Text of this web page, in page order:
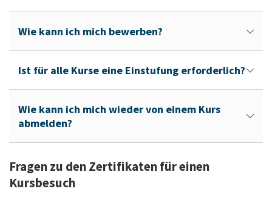
Wie kann ich mich bewerben?
Ist für alle Kurse eine Einstufung erforderlich?
Wie kann ich mich wieder von einem Kurs
abmelden?
Fragen zu den Zertifikaten für einen
Kursbesuch